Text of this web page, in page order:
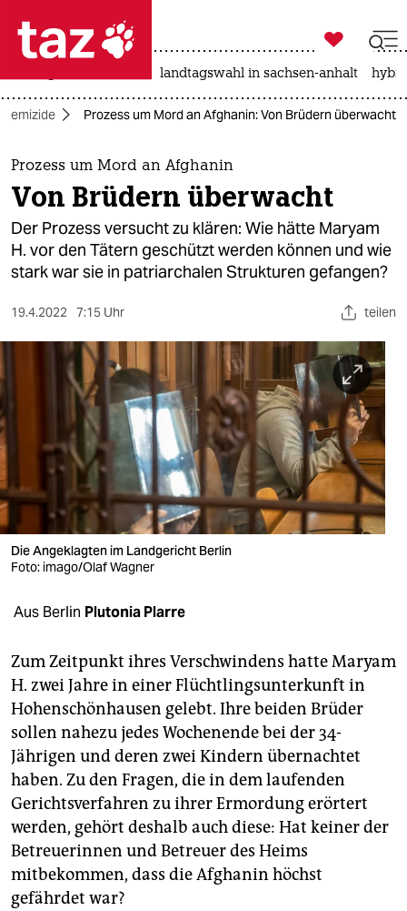
 taz zahl ich
taz zahl ich
themen
politik
öko
nord
wahrheit
verlag
verlag
veranstaltungen
fragen & hilfe
unterstützen
abo
genossenschaft
epaper login

taz zahl ich
landtagswahl in sachsen-anhalt
Femizide Prozess um Mord an Afghanin: Von Brüdern überwacht
Prozess um Mord an Afghanin
Von Brüdern überwacht
Der Prozess versucht zu klären: Wie hätte Maryam
H. vor den Tätern geschützt werden können und wie
stark war sie in patriarchalen Strukturen gefangen?
19.4.2022 7:15 Uhr teilen
Die Angeklagten im Landgericht Berlin
Foto: imago/Olaf Wagner
Aus Berlin Plutonia Plarre
Zum Zeitpunkt ihres Verschwindens hatte Maryam
H. zwei Jahre in einer Flüchtlingsunterkunft in
Hohenschönhausen gelebt. Ihre beiden Brüder
sollen nahezu jedes Wochenende bei der 34-
Jährigen und deren zwei Kindern übernachtet
haben. Zu den Fragen, die in dem laufenden
Gerichtsverfahren zu ihrer Ermordung erörtert
werden, gehört deshalb auch diese: Hat keiner der
Betreuerinnen und Betreuer des Heims
mitbekommen, dass die Afghanin höchst
gefährdet war?